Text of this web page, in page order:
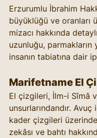
Erzurumlu İbrahim
büyüklüğü ve oranları
mizacı hakkında
uzunluğu, parmakların
insanın tabiatına dair
Marifetname El
El çizgileri, İlm-i Sîmâ
unsurlarındandır.
kader çizgileri
zekâsı ve bahtı